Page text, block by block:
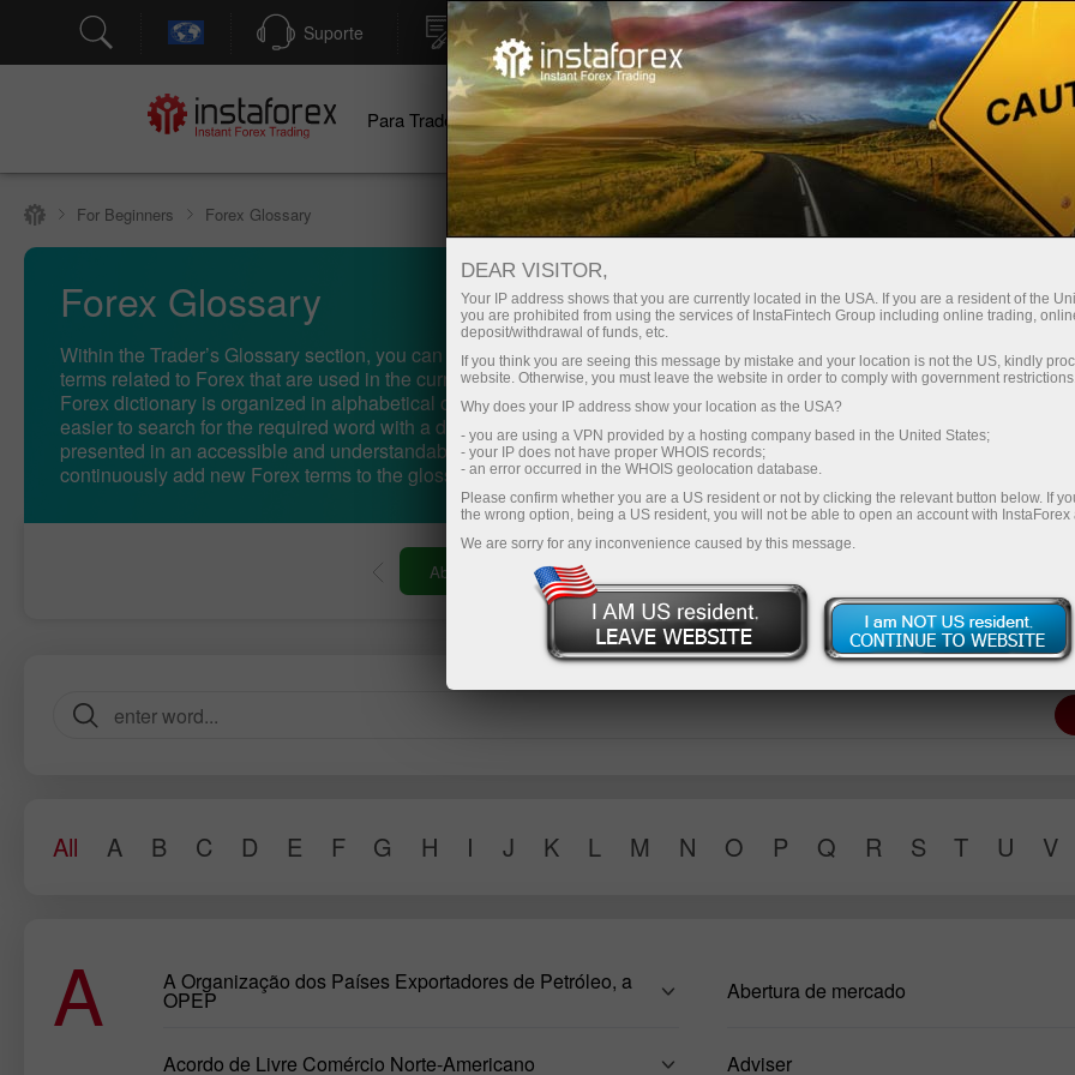
Suporte Abertura instanânea da conta Plataforma de negociação
Para Traders Para Iniciantes Para Investidores Para Parceiros
For Beginners Forex Glossary
Forex Glossary
Within the Trader’s Glossary section, you can find concepts and
terms related to Forex that are used in the currency market. The
Forex dictionary is organized in alphabetical order, making it
easier to search for the required word with a detailed definition
presented in an accessible and understandable form. We
continuously add new Forex terms to the glossary as they emerge.
Abrir conta de negociação
All A B C D E F G H I J K L M N O P Q R S T U V
A A Organização dos Países Exportadores de Petróleo, a
OPEP
Acordo de Livre Comércio Norte-Americano
Abertura de mercado
Adviser
DEAR VISITOR,
Your IP address shows that you are currently located in the USA. If you are a resident of the
you are prohibited from using the services of InstaFintech Group including online trading,
deposit/withdrawal of funds, etc.
If you think you are seeing this message by mistake and your location is not the US, kindly
website. Otherwise, you must leave the website in order to comply with government
Why does your IP address show your location as the USA?
- you are using a VPN provided by a hosting company based in the United States;
- your IP does not have proper WHOIS records;
- an error occurred in the WHOIS geolocation database.
Please confirm whether you are a US resident or not by clicking the relevant button below. If
the wrong option, being a US resident, you will not be able to open an account with InstaForex
We are sorry for any inconvenience caused by this message.